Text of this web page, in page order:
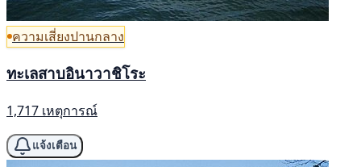
ความเสี่ยงปานกลาง
ทะเลสาบอินาวาชิโระ
1,717 เหตุการณ์
แจ้งเตือน